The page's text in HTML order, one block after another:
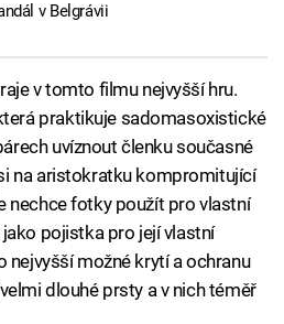
v Belgrávii
v tomto filmu nejvyšší hru.
praktikuje sadomasoxistické
uvíznout členku současné
na aristokratku kompromitující
nechce fotky použít pro vlastní
pojistka pro její vlastní
nejvyšší možné krytí a ochranu
dlouhé prsty a v nich téměř